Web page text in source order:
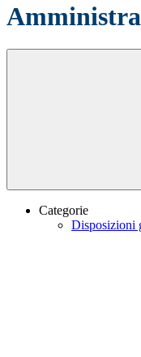
Categorie
Disposizioni